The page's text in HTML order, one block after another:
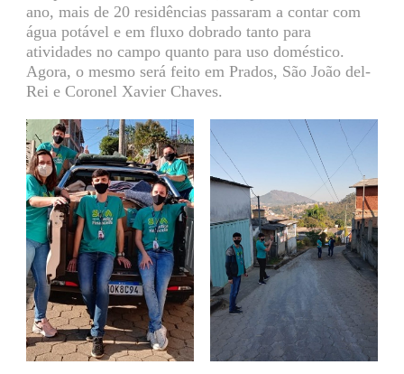
ano, mais de 20 residências passaram a contar com
água potável e em fluxo dobrado tanto para
atividades no campo quanto para uso doméstico.
Agora, o mesmo será feito em Prados, São João del-
Rei e Coronel Xavier Chaves.